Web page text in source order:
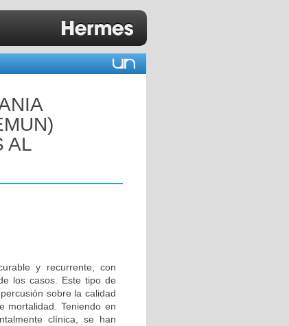
AL
y recurrente, con
los casos. Este tipo de
sobre la calidad
mortalidad. Teniendo en
clínica, se han